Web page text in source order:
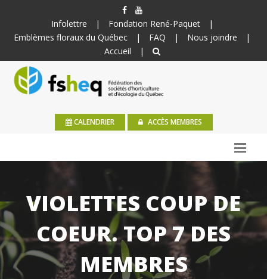
Infolettre | Fondation René-Paquet
|
Emblèmes floraux du Québec
| FAQ | Nous joindre
|
Accueil
|
CALENDRIER ACCÈS MEMBRES
VIOLETTES COUP DE
COEUR. TOP 7 DES
MEMBRES